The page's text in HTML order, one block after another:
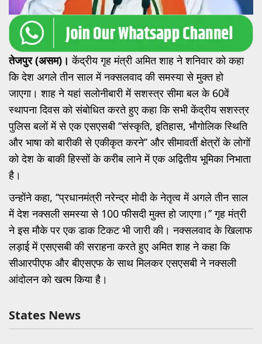
तेजपुर (असम)।केंद्रीय गृह मंत्री अमित शाह ने शनिवार को कहा
कि देश अगले तीन साल में नक्सलवाद की समस्या से मुक्त हो
जाएगा। शाह ने यहां सलोनीबारी में सशस्त्र सीमा बल के 60वें
स्थापना दिवस को संबोधित करते हुए कहा कि सभी केंद्रीय सशस्त्र
पुलिस बलों में से एक एसएसबी ‘‘संस्कृति, इतिहास, भौगोलिक स्थिति
और भाषा को बारीकी से एकीकृत करने’’ और सीमावर्ती क्षेत्रों के लोगों
को देश के बाकी हिस्सों के करीब लाने में एक अद्वितीय भूमिका निभाता
है।
उन्होंने कहा, ‘‘प्रधानमंत्री नरेन्द्र मोदी के नेतृत्व में अगले तीन साल
में देश नक्सली समस्या से 100 फीसदी मुक्त हो जाएगा।’’ गृह मंत्री
ने इस मौके पर एक डाक टिकट भी जारी की। नक्सलवाद के खिलाफ
लड़ाई में एसएसबी की सराहना करते हुए अमित शाह ने कहा कि
सीआरपीएफ और बीएसएफ के साथ मिलकर एसएसबी ने नक्सली
आंदोलन को खत्म किया है।
States News